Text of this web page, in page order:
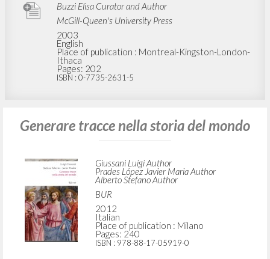
Buzzi Elisa Curator and Author
McGill-Queen's University Press
2003
English
Place of publication : Montreal-Kingston-London-
Ithaca
Pages: 202
ISBN : 0-7735-2631-5
Generare tracce nella storia del mondo
Giussani Luigi Author
Prades López Javier Maria Author
Alberto Stefano Author
BUR
2012
Italian
Place of publication : Milano
Pages: 240
ISBN : 978-88-17-05919-0